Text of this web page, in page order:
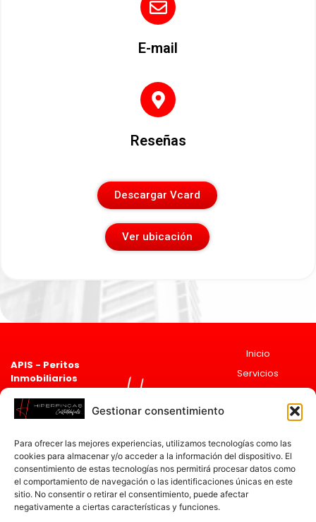
Gestionar consentimiento
Para ofrecer las mejores experiencias, utilizamos tecnologías como las
cookies para almacenar y/o acceder a la información del dispositivo. El
consentimiento de estas tecnologías nos permitirá procesar datos como
el comportamiento de navegación o las identificaciones únicas en este
sitio. No consentir o retirar el consentimiento, puede afectar
negativamente a ciertas características y funciones.
E-mail
Reseñas
Descargar Vcard
Ver ubicación
APIS - Peritos
Inmobiliarios
Asociado 2835
Registro de agentes
Inmobiliarios de
12597
Ronda de
Ramón Otero
Pedrayo, 30,
08860
Inicio
Servicios
Contacto